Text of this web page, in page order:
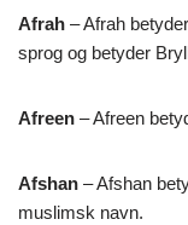
Afrah – Afrah
sprog og betyder
Afreen – Afreen
Afshan – Afshan
muslimsk navn.